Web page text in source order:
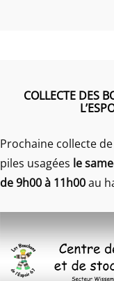
COLLECTE DES
Prochaine collecte
piles usagées le
de 9h00 à 11h00au